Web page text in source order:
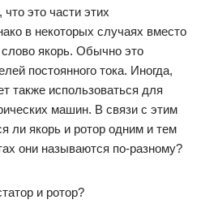
это части этих
в некоторых случаях вместо
якорь. Обычно это
постоянного тока. Иногда,
также использоваться для
машин. В связи с этим
ли якорь и ротор одним и тем
они называются по-разному?
и ротор?